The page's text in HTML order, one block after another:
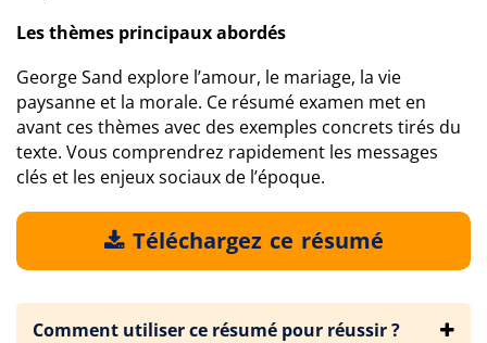
Les thèmes principaux abordés
George Sand explore l’amour, le mariage, la vie
paysanne et la morale. Ce résumé examen met en
avant ces thèmes avec des exemples concrets tirés du
texte. Vous comprendrez rapidement les messages
clés et les enjeux sociaux de l’époque.
Téléchargez ce résumé
Comment utiliser ce résumé pour réussir ?